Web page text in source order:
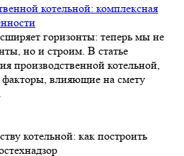
котельной: комплексная
горизонты: теперь мы не
но и строим. В статье
производственной котельной,
факторы, влияющие на смету